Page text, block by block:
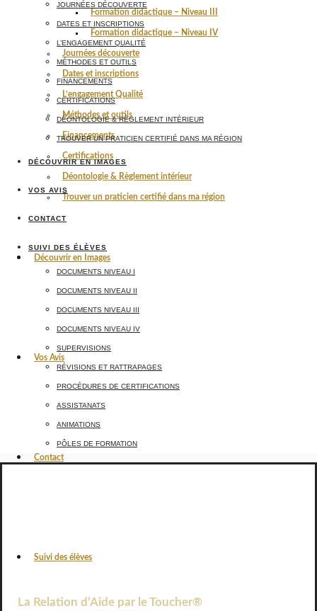
Formation didactique – Niveau III
Formation didactique – Niveau IV
Journées découverte
Dates et inscriptions
L’engagement Qualité
Méthodes et outils
Financements
Certifications
Déontologie & Règlement intérieur
Trouver un praticien certifié dans ma région
Découvrir en Images
Vos Avis
Contact
Suivi des élèves
JOURNÉES DÉCOUVERTE
DATES ET INSCRIPTIONS
L’ENGAGEMENT QUALITÉ
MÉTHODES ET OUTILS
FINANCEMENTS
CERTIFICATIONS
DÉONTOLOGIE & RÈGLEMENT INTÉRIEUR
TROUVER UN PRATICIEN CERTIFIÉ DANS MA RÉGION
DÉCOUVRIR EN IMAGES
VOS AVIS
CONTACT
SUIVI DES ÉLÈVES
DOCUMENTS NIVEAU I
DOCUMENTS NIVEAU II
DOCUMENTS NIVEAU III
DOCUMENTS NIVEAU IV
SUPERVISIONS
RÉVISIONS ET RATTRAPAGES
PROCÉDURES DE CERTIFICATIONS
ASSISTANATS
ANIMATIONS
PÔLES DE FORMATION
La Relation d’Aide par le Toucher®